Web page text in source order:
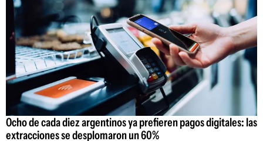
Ocho de cada diez argentinos ya prefieren pagos digitales: las
extracciones se desplomaron un 60%